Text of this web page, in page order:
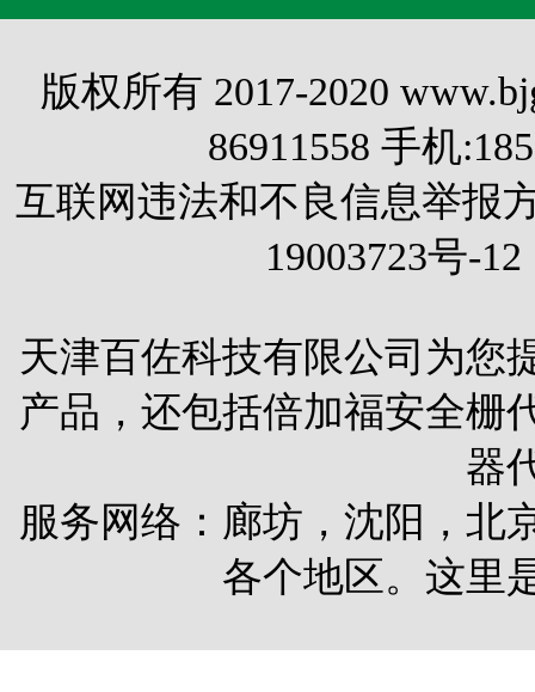
版权所有 2017-2020
86911558 手机
互联网违法和不良信息举报
19003723号-12
天津百佐科技有限公司为您
产品，还包括倍加福安全栅
器
服务网络：廊坊，沈阳，北
各个地区。这里